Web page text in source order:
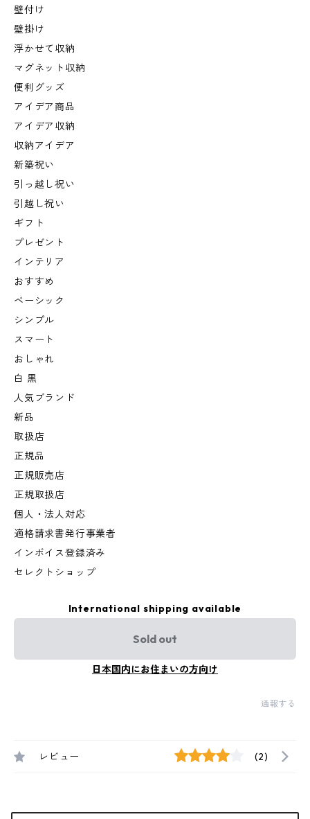
壁付け
壁掛け
浮かせて収納
マグネット収納
便利グッズ
アイデア商品
アイデア収納
収納アイデア
新築祝い
引っ越し祝い
引越し祝い
ギフト
プレゼント
インテリア
おすすめ
ベーシック
シンプル
スマート
おしゃれ
白 黒
人気ブランド
新品
取扱店
正規品
正規販売店
正規取扱店
個人・法人対応
適格請求書発行事業者
インボイス登録済み
セレクトショップ
International shipping available
Sold out
日本国内にお住まいの方向け
通報する
レビュー (2)